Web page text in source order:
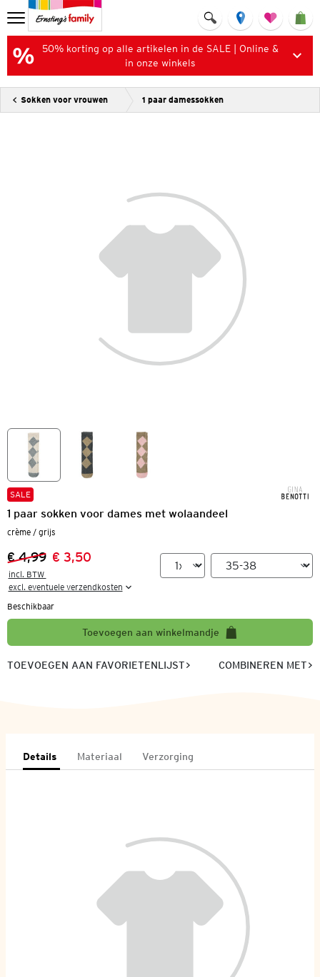
50% korting op alle artikelen in de SALE | Online &
in onze winkels
Sokken voor vrouwen 1 paar damessokken
SALE
1 paar sokken voor dames met wolaandeel
crème / grijs
Vorige prijs:
€ 4,99
Nieuwe prijs:
€ 3,50
incl. BTW
excl. eventuele verzendkosten
Beschikbaar
Toevoegen aan winkelmandje
TOEVOEGEN AAN FAVORIETENLIJST COMBINEREN MET
Details Materiaal Verzorging